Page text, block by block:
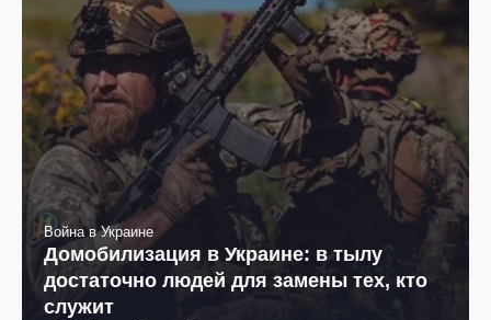
Война в Украине
Домобилизация в Украине: в тылу
достаточно людей для замены тех, кто
служит